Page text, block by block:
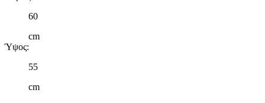
60
cm
Ύψος:
55
cm